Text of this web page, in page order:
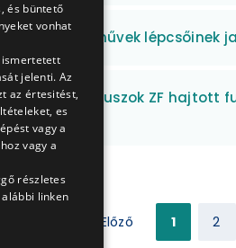
villamos járművek lépcsőinek
típusú autóbuszok ZF hajtott
Előző 1 2
és büntető
vonhat
ismertetett
jelenti. Az
az értesitést,
es
vagy a
vagy a
részletes
linken